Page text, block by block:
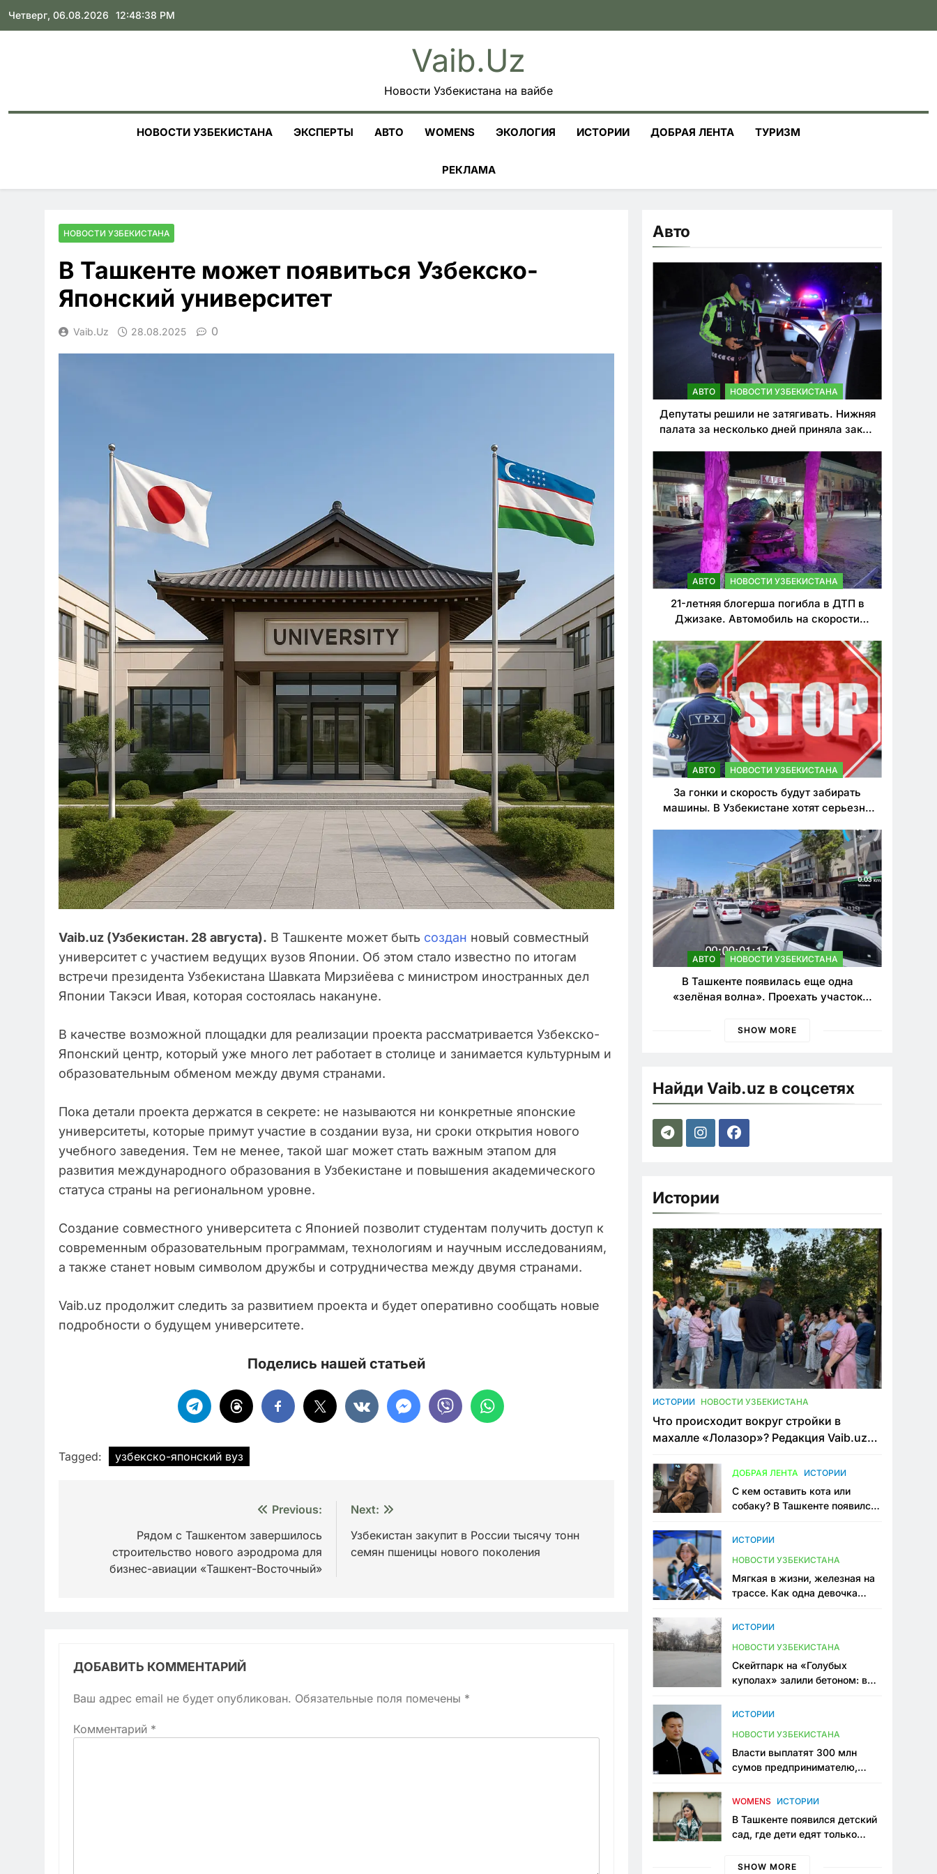
Skip
Четверг, 06.08.2026 12:48:39 PM
Vaib.uz
Новости Узбекистана на вайбе
НОВОСТИ УЗБЕКИСТАНА ЭКСПЕРТЫ АВТО WOMENS ЭКОЛОГИЯ ИСТОРИИ ДОБРАЯ ЛЕНТА ТУРИЗМ
РЕКЛАМА
НОВОСТИ УЗБЕКИСТАНА
В Ташкенте может появиться Узбекско-
Японский университет
Vaib.uz 28.08.2025 0
Vaib.uz (Узбекистан. 28 августа). В Ташкенте может быть создан новый совместный
университет с участием ведущих вузов Японии. Об этом стало известно по итогам
встречи президента Узбекистана Шавката Мирзиёева с министром иностранных дел
Японии Такэси Ивая, которая состоялась накануне.
В качестве возможной площадки для реализации проекта рассматривается Узбекско-
Японский центр, который уже много лет работает в столице и занимается культурным и
образовательным обменом между двумя странами.
Пока детали проекта держатся в секрете: не называются ни конкретные японские
университеты, которые примут участие в создании вуза, ни сроки открытия нового
учебного заведения. Тем не менее, такой шаг может стать важным этапом для
развития международного образования в Узбекистане и повышения академического
статуса страны на региональном уровне.
Создание совместного университета с Японией позволит студентам получить доступ к
современным образовательным программам, технологиям и научным исследованиям,
а также станет новым символом дружбы и сотрудничества между двумя странами.
Vaib.uz продолжит следить за развитием проекта и будет оперативно сообщать новые
подробности о будущем университете.
Поделись нашей статьей
Tagged: узбекско-японский вуз
записям
Previous:
Рядом с Ташкентом завершилось
строительство нового аэродрома для
бизнес-авиации «Ташкент-Восточный»
Next:
Узбекистан закупит в России тысячу тонн
семян пшеницы нового поколения
ДОБАВИТЬ КОММЕНТАРИЙ
Ваш адрес email не будет опубликован. Обязательные поля помечены *
Комментарий *
Авто
АВТО НОВОСТИ УЗБЕКИСТАНА
Депутаты решили не затягивать. Нижняя
палата за несколько дней приняла закон
нарушителей ПДД
АВТО НОВОСТИ УЗБЕКИСТАНА
21-летняя блогерша погибла в ДТП в
Джизаке. Автомобиль на скорости
АВТО НОВОСТИ УЗБЕКИСТАНА
За гонки и скорость будут забирать
машины. В Узбекистане хотят серьезно
АВТО НОВОСТИ УЗБЕКИСТАНА
В Ташкенте появилась еще одна
«зелёная волна». Проехать участок
SHOW MORE
Найди Vaib.uz в соцсетях
Истории
ИСТОРИИ НОВОСТИ УЗБЕКИСТАНА
Что происходит вокруг стройки в
махалле «Лолазор»? Редакция Vaib.uz
конфликта
ДОБРАЯ ЛЕНТА ИСТОРИИ
С кем оставить кота или
собаку? В Ташкенте появился
ИСТОРИИ
НОВОСТИ УЗБЕКИСТАНА
Мягкая в жизни, железная на
трассе. Как одна девочка
Узбекистане
ИСТОРИИ
НОВОСТИ УЗБЕКИСТАНА
Скейтпарк на «Голубых
куполах» залили бетоном: в
одно общественное
ИСТОРИИ
НОВОСТИ УЗБЕКИСТАНА
Власти выплатят 300 млн
сумов предпринимателю,
тюрьме по незаконному
WOMENS ИСТОРИИ
В Ташкенте появился детский
сад, где дети едят только
мама, которая устала просить
SHOW MORE